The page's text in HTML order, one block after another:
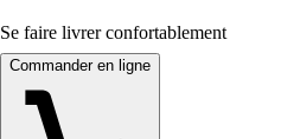
Se faire livrer confortablement
Commander en ligne